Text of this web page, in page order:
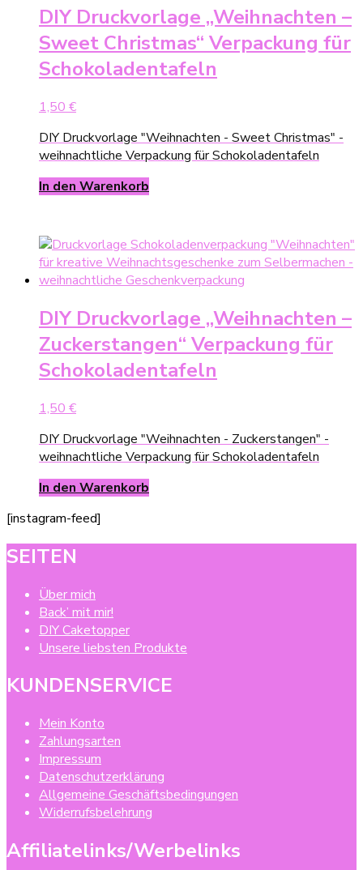
DIY Druckvorlage „Weihnachten –
Sweet Christmas“ Verpackung für
Schokoladentafeln
1,50 €
DIY Druckvorlage "Weihnachten - Sweet Christmas" -
weihnachtliche Verpackung für Schokoladentafeln
In den Warenkorb
DIY Druckvorlage „Weihnachten –
Zuckerstangen“ Verpackung für
Schokoladentafeln
1,50 €
DIY Druckvorlage "Weihnachten - Zuckerstangen" -
weihnachtliche Verpackung für Schokoladentafeln
In den Warenkorb
[instagram-feed]
SEITEN
Über mich
Back’ mit mir!
DIY Caketopper
Unsere liebsten Produkte
KUNDENSERVICE
Mein Konto
Zahlungsarten
Impressum
Datenschutzerklärung
Allgemeine Geschäftsbedingungen
Widerrufsbelehrung
Affiliatelinks/Werbelinks